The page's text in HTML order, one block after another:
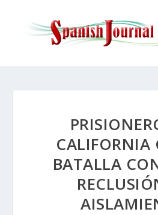
CALIFORNIA
BATALLA